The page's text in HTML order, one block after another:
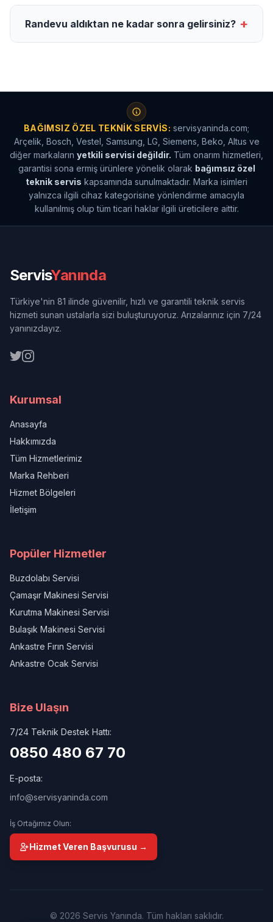
Randevu aldıktan ne kadar sonra gelirsiniz? +
BAĞIMSIZ ÖZEL TEKNIK SERVIS: servisyaninda.com;
Arçelik, Bosch, Vestel, Samsung, LG, Siemens, Beko, Altus ve
diğer markaların yetkili servisi değildir. Tüm onarım hizmetleri,
garantisi sona ermiş ürünlere yönelik olarak bağımsız özel
teknik servis kapsamında sunulmaktadır. Marka isimleri
yalnızca ilgili cihaz kategorisine yönlendirme amacıyla
kullanılmış olup tüm ticari haklar ilgili üreticilere aittir.
ServisYanında
Türkiye'nin 81 ilinde güvenilir, hızlı ve garantili teknik servis
hizmeti sunan ustalarla sizi buluşturuyoruz. Arızalarınız için 7/24
yanınızdayız.
Kurumsal
Anasayfa
Hakkımızda
Tüm Hizmetlerimiz
Marka Rehberi
Hizmet Bölgeleri
İletişim
Popüler Hizmetler
Buzdolabı Servisi
Çamaşır Makinesi Servisi
Kurutma Makinesi Servisi
Bulaşık Makinesi Servisi
Ankastre Fırın Servisi
Ankastre Ocak Servisi
Bize Ulaşın
7/24 Teknik Destek Hattı:
0850 480 67 70
E-posta:
info@servisyaninda.com
İş Ortağımız Olun:
Hizmet Veren Başvurusu →
© 2026 Servis Yanında. Tüm hakları saklıdır.